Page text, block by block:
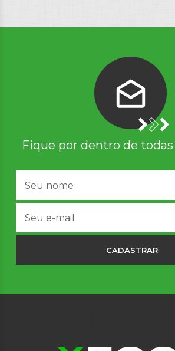
Fique por dentro de
CADASTRAR